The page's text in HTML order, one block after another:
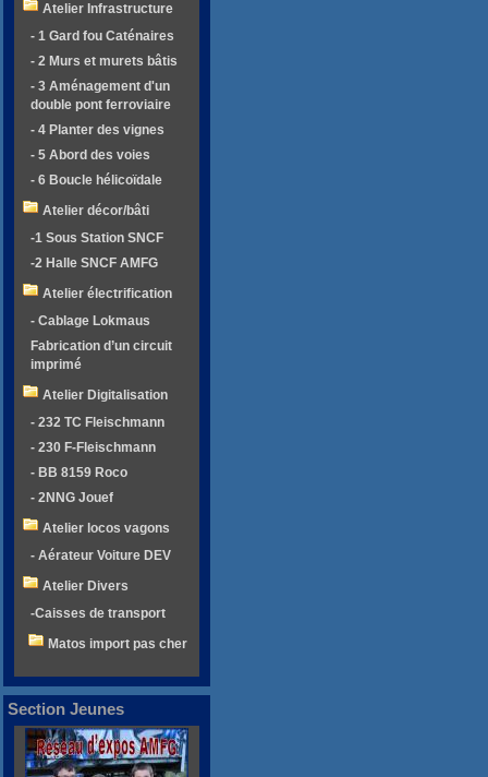
Atelier Infrastructure
- 1 Gard fou Caténaires
- 2 Murs et murets bâtis
- 3 Aménagement d'un
double pont ferroviaire
- 4 Planter des vignes
- 5 Abord des voies
- 6 Boucle hélicoïdale
Atelier décor/bâti
-1 Sous Station SNCF
-2 Halle SNCF AMFG
Atelier électrification
- Cablage Lokmaus
Fabrication d’un circuit
imprimé
Atelier Digitalisation
- 232 TC Fleischmann
- 230 F-Fleischmann
- BB 8159 Roco
- 2NNG Jouef
Atelier locos vagons
- Aérateur Voiture DEV
Atelier Divers
-Caisses de transport
Matos import pas cher
Section Jeunes